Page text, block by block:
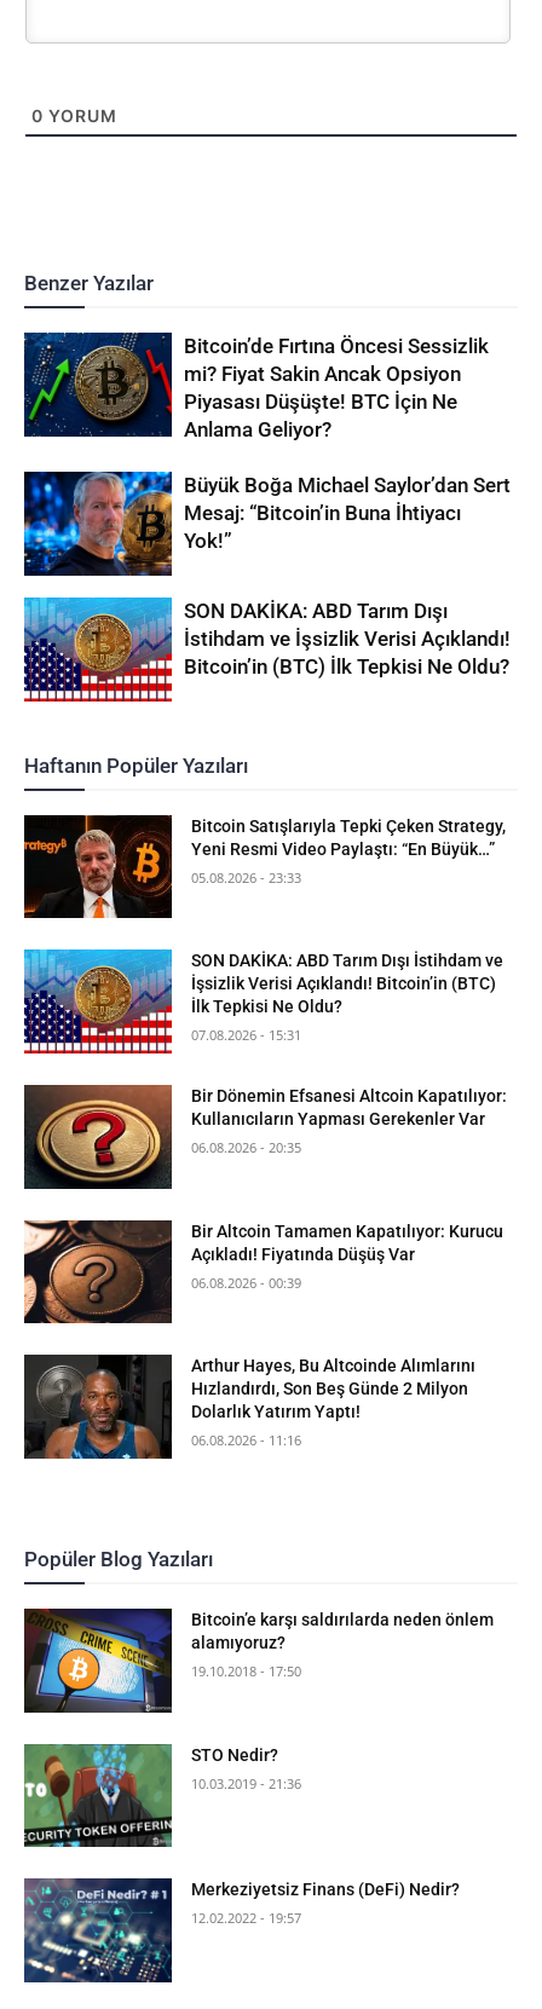
0 YORUM
Benzer Yazılar
Bitcoin’de Fırtına Öncesi Sessizlik
mi? Fiyat Sakin Ancak Opsiyon
Piyasası Düşüşte! BTC İçin Ne
Anlama Geliyor?
Büyük Boğa Michael Saylor’dan Sert
Mesaj: “Bitcoin’in Buna İhtiyacı
Yok!”
SON DAKİKA: ABD Tarım Dışı
İstihdam ve İşsizlik Verisi Açıklandı!
Bitcoin’in (BTC) İlk Tepkisi Ne Oldu?
Haftanın Popüler Yazıları
Bitcoin Satışlarıyla Tepki Çeken Strategy,
Yeni Resmi Video Paylaştı: “En Büyük…”
05.08.2026 - 23:33
SON DAKİKA: ABD Tarım Dışı İstihdam ve
İşsizlik Verisi Açıklandı! Bitcoin’in (BTC)
İlk Tepkisi Ne Oldu?
07.08.2026 - 15:31
Bir Dönemin Efsanesi Altcoin Kapatılıyor:
Kullanıcıların Yapması Gerekenler Var
06.08.2026 - 20:35
Bir Altcoin Tamamen Kapatılıyor: Kurucu
Açıkladı! Fiyatında Düşüş Var
06.08.2026 - 00:39
Arthur Hayes, Bu Altcoinde Alımlarını
Hızlandırdı, Son Beş Günde 2 Milyon
Dolarlık Yatırım Yaptı!
06.08.2026 - 11:16
Popüler Blog Yazıları
Bitcoin’e karşı saldırılarda neden önlem
alamıyoruz?
19.10.2018 - 17:50
STO Nedir?
10.03.2019 - 21:36
Merkeziyetsiz Finans (DeFi) Nedir?
12.02.2022 - 19:57